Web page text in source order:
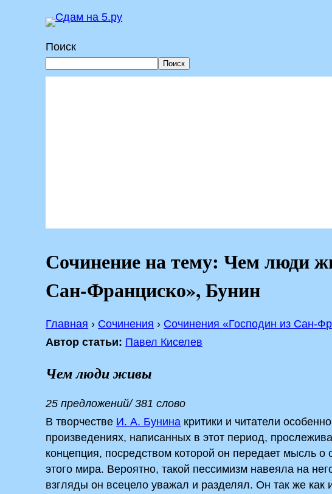
Перейти
к
содержимому
Поиск
Поиск
Сочинение на тему: Чем люди
Сан-Франциско», Бунин
Главная › Сочинения › Сочинения «Господин из Сан-
Автор статьи: Павел Киселев
Чем люди живы
25 предложений/ 381 слово
В творчестве И. А. Бунина критики и читатели
произведениях, написанных в этот период,
концепция, посредством которой он передает мысль
этого мира. Вероятно, такой пессимизм навеяла на
взгляды он всецело уважал и разделял. Он так же